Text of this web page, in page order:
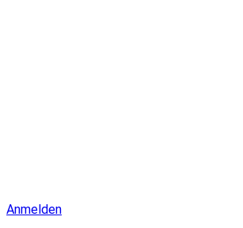
Anmelden